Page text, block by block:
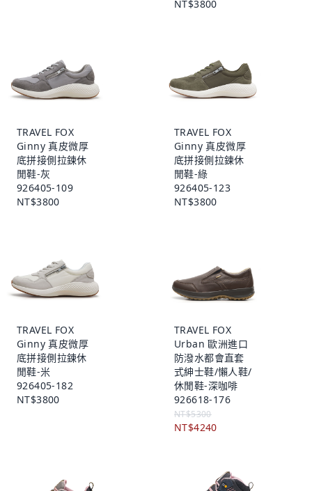
NT$3800
TRAVEL FOX
Ginny 真皮微厚
底拼接側拉鍊休
閒鞋-灰
926405-109
NT$3800
TRAVEL FOX
Ginny 真皮微厚
底拼接側拉鍊休
閒鞋-綠
926405-123
NT$3800
TRAVEL FOX
Ginny 真皮微厚
底拼接側拉鍊休
閒鞋-米
926405-182
NT$3800
TRAVEL FOX
Urban 歐洲進口
防潑水都會直套
式紳士鞋/懶人鞋/
休閒鞋-深咖啡
926618-176
NT$5300
NT$4240